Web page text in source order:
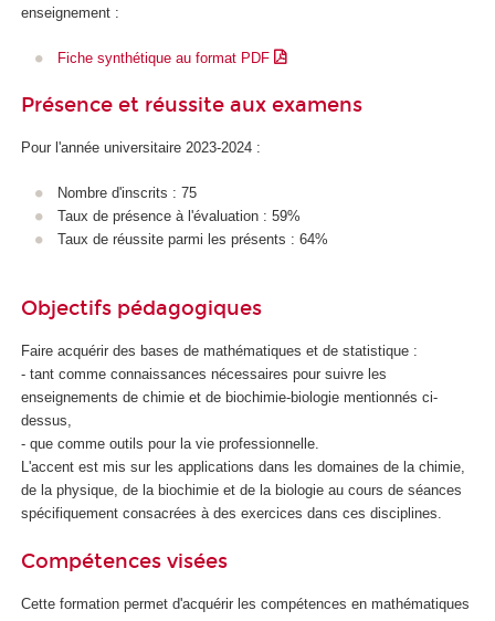
enseignement :
Fiche synthétique au format PDF
Présence et réussite aux examens
Pour l'année universitaire 2023-2024 :
Nombre d'inscrits : 75
Taux de présence à l'évaluation : 59%
Taux de réussite parmi les présents : 64%
Objectifs pédagogiques
Faire acquérir des bases de mathématiques et de statistique :
- tant comme connaissances nécessaires pour suivre les
enseignements de chimie et de biochimie-biologie mentionnés ci-
dessus,
- que comme outils pour la vie professionnelle.
L'accent est mis sur les applications dans les domaines de la chimie,
de la physique, de la biochimie et de la biologie au cours de séances
spécifiquement consacrées à des exercices dans ces disciplines.
Compétences visées
Cette formation permet d'acquérir les compétences en mathématiques